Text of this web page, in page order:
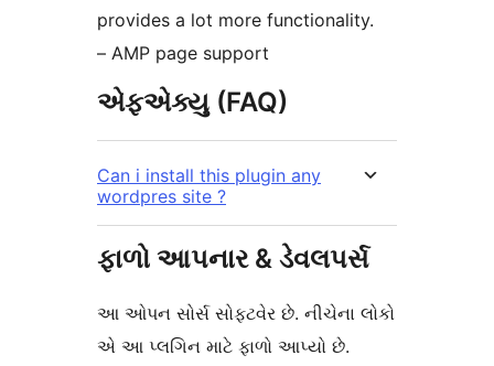
provides a lot more functionality.
– AMP page support
એફએક્યુ (FAQ)
Can i install this plugin any
wordpres site ?
ફાળો આપનાર & ડેવલપર્સ
આ ઓપન સોર્સ સોફ્ટવેર છે. નીચેના લોકો
એ આ પ્લગિન માટે ફાળો આપ્યો છે.